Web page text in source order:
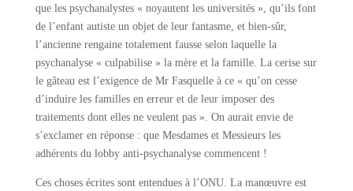
que les psychanalystes « noyautent les universités », qu’ils font
de l’enfant autiste un objet de leur fantasme, et bien-sûr,
l’ancienne rengaine totalement fausse selon laquelle la
psychanalyse « culpabilise » la mère et la famille. La cerise sur
le gâteau est l’exigence de Mr Fasquelle à ce « qu’on cesse
d’induire les familles en erreur et de leur imposer des
traitements dont elles ne veulent pas ». On aurait envie de
s’exclamer en réponse : que Mesdames et Messieurs les
adhérents du lobby anti-psychanalyse commencent !
Ces choses écrites sont entendues à l’ONU. La manœuvre est